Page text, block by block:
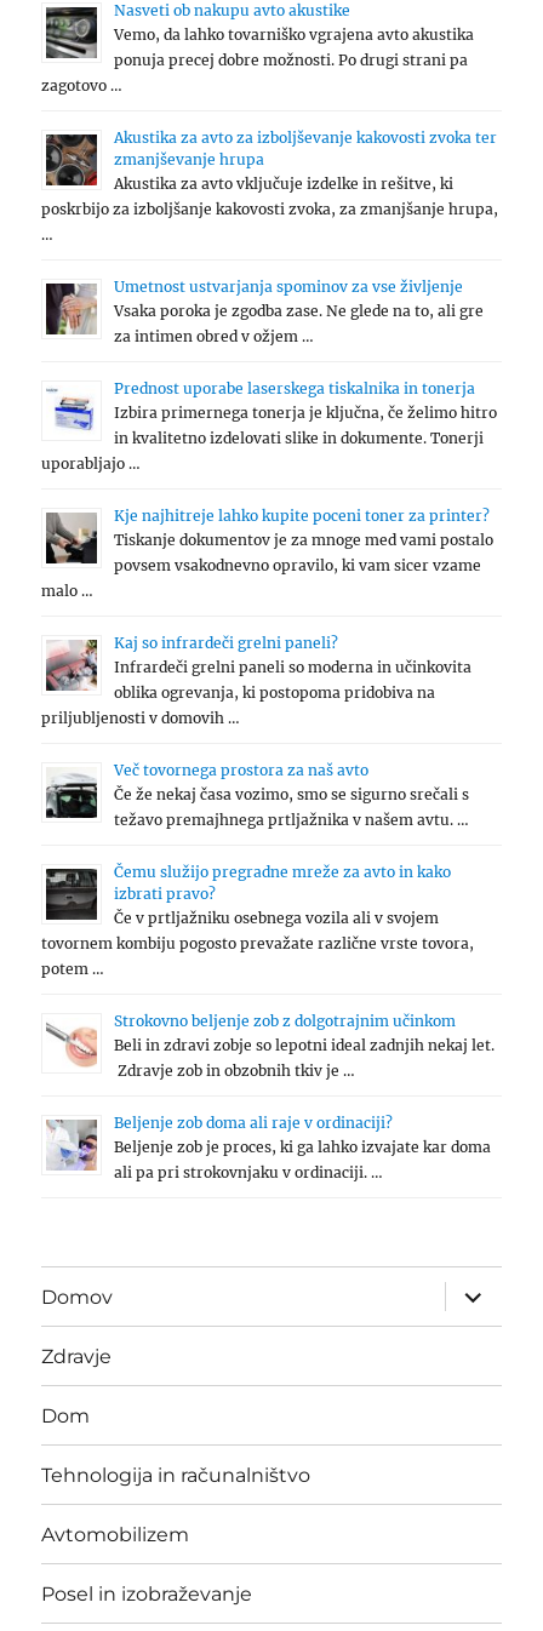
Nasveti ob nakupu avto akustike
Vemo, da lahko tovarniško vgrajena avto akustika
ponuja precej dobre možnosti. Po drugi strani pa
zagotovo …
Akustika za avto za izboljševanje kakovosti zvoka ter
zmanjševanje hrupa
Akustika za avto vključuje izdelke in rešitve, ki
poskrbijo za izboljšanje kakovosti zvoka, za zmanjšanje hrupa,
…
Umetnost ustvarjanja spominov za vse življenje
Vsaka poroka je zgodba zase. Ne glede na to, ali gre
za intimen obred v ožjem …
Prednost uporabe laserskega tiskalnika in tonerja
Izbira primernega tonerja je ključna, če želimo hitro
in kvalitetno izdelovati slike in dokumente. Tonerji
uporabljajo …
Kje najhitreje lahko kupite poceni toner za printer?
Tiskanje dokumentov je za mnoge med vami postalo
povsem vsakodnevno opravilo, ki vam sicer vzame
malo …
Kaj so infrardeči grelni paneli?
Infrardeči grelni paneli so moderna in učinkovita
oblika ogrevanja, ki postopoma pridobiva na
priljubljenosti v domovih …
Več tovornega prostora za naš avto
Če že nekaj časa vozimo, smo se sigurno srečali s
težavo premajhnega prtljažnika v našem avtu. …
Čemu služijo pregradne mreže za avto in kako
izbrati pravo?
Če v prtljažniku osebnega vozila ali v svojem
tovornem kombiju pogosto prevažate različne vrste tovora,
potem …
Strokovno beljenje zob z dolgotrajnim učinkom
Beli in zdravi zobje so lepotni ideal zadnjih nekaj let.
Zdravje zob in obzobnih tkiv je …
Beljenje zob doma ali raje v ordinaciji?
Beljenje zob je proces, ki ga lahko izvajate kar doma
ali pa pri strokovnjaku v ordinaciji. …
Domov
expand
child
menu
Zdravje
Dom
Tehnologija in računalništvo
Avtomobilizem
Posel in izobraževanje